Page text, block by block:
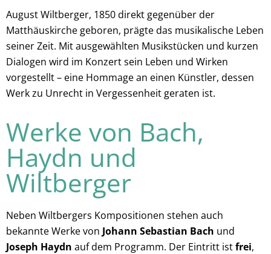
August Wiltberger, 1850 direkt gegenüber der
Matthäuskirche geboren, prägte das musikalische Leben
seiner Zeit. Mit ausgewählten Musikstücken und kurzen
Dialogen wird im Konzert sein Leben und Wirken
vorgestellt – eine Hommage an einen Künstler, dessen
Werk zu Unrecht in Vergessenheit geraten ist.
Werke von Bach,
Haydn und
Wiltberger
Neben Wiltbergers Kompositionen stehen auch
bekannte Werke von Johann Sebastian Bach und
Joseph Haydn auf dem Programm. Der Eintritt istfrei,